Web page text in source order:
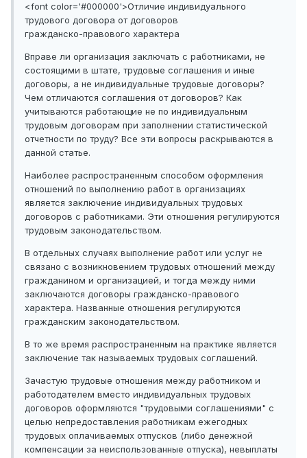
<font color='#000000'>Отличие индивидуального
трудового договора от договоров
гражданско-правового характера
Вправе ли организация заключать с работниками, не
состоящими в штате, трудовые соглашения и иные
договоры, а не индивидуальные трудовые договоры?
Чем отличаются соглашения от договоров? Как
учитываются работающие не по индивидуальным
трудовым договорам при заполнении статистической
отчетности по труду? Все эти вопросы раскрываются в
данной статье.
Наиболее распространенным способом оформления
отношений по выполнению работ в организациях
является заключение индивидуальных трудовых
договоров с работниками. Эти отношения регулируются
трудовым законодательством.
В отдельных случаях выполнение работ или услуг не
связано с возникновением трудовых отношений между
гражданином и организацией, и тогда между ними
заключаются договоры гражданско-правового
характера. Названные отношения регулируются
гражданским законодательством.
В то же время распространенным на практике является
заключение так называемых трудовых соглашений.
Зачастую трудовые отношения между работником и
работодателем вместо индивидуальных трудовых
договоров оформляются "трудовыми соглашениями" с
целью непредоставления работникам ежегодных
трудовых оплачиваемых отпусков (либо денежной
компенсации за неиспользованные отпуска), невыплаты